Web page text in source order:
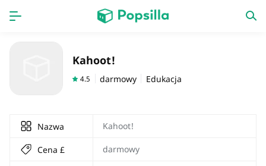
Nowa praca
Kahoot!
4.5 darmowy Edukacja
Nazwa Kahoot!
Cena £ darmowy